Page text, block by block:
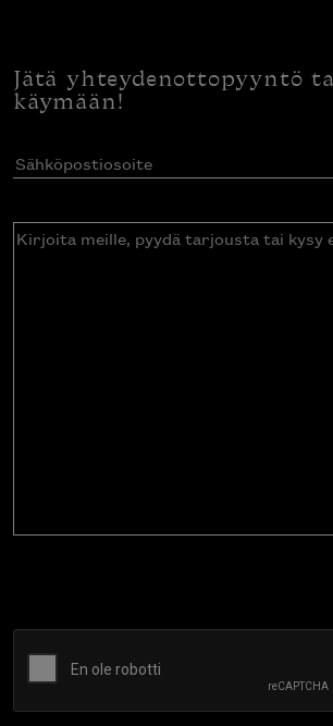
Jätä yhteydenottopyyntö
käymään!
Sähköpostiosoite(Pakollinen)
Kirjoita